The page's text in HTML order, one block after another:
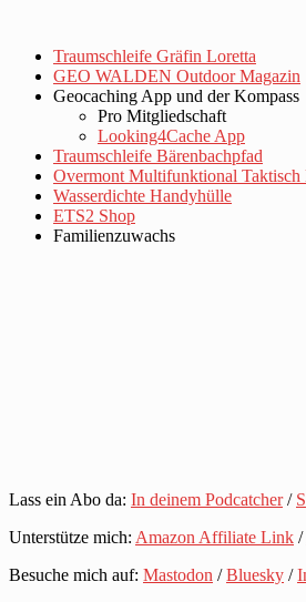
Traumschleife Gräfin Loretta
GEO WALDEN Outdoor Magazin
Geocaching App und der Kompass
Pro Mitgliedschaft
Looking4Cache App
Traumschleife Bärenbachpfad
Overmont Multifunktional Taktisch
Wasserdichte Handyhülle
ETS2 Shop
Familienzuwachs
Lass ein Abo da: In deinem Podcatcher/
Unterstütze mich: Amazon Affiliate Link /
Besuche mich auf: Mastodon /Bluesky /